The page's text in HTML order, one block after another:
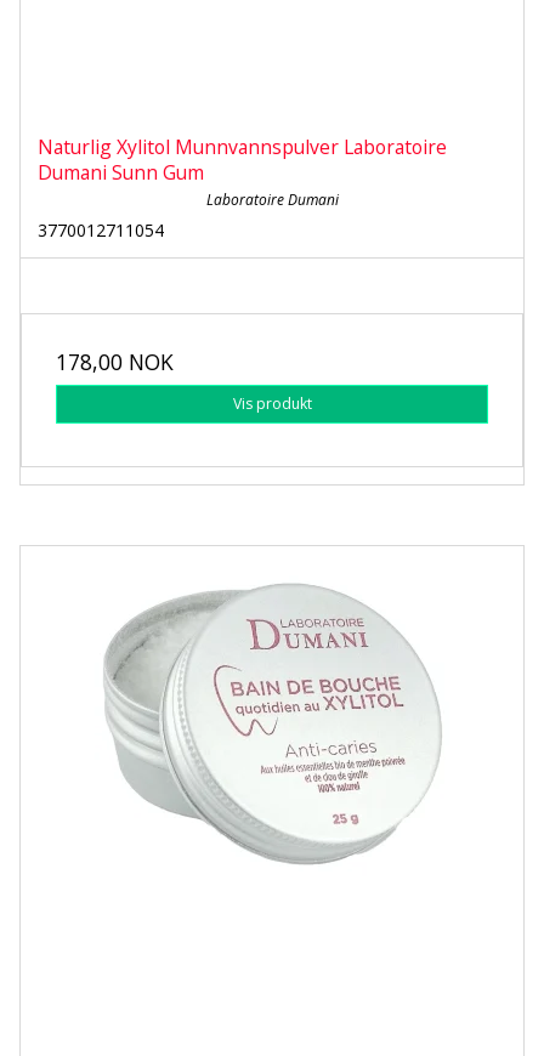
Naturlig Xylitol Munnvannspulver Laboratoire
Dumani Sunn Gum
Laboratoire Dumani
3770012711054
178,00 NOK
Vis produkt